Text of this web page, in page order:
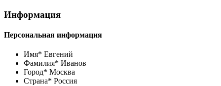
Информация
Персональная информация
Имя* Евгений
Фамилия* Иванов
Город* Москва
Страна* Россия